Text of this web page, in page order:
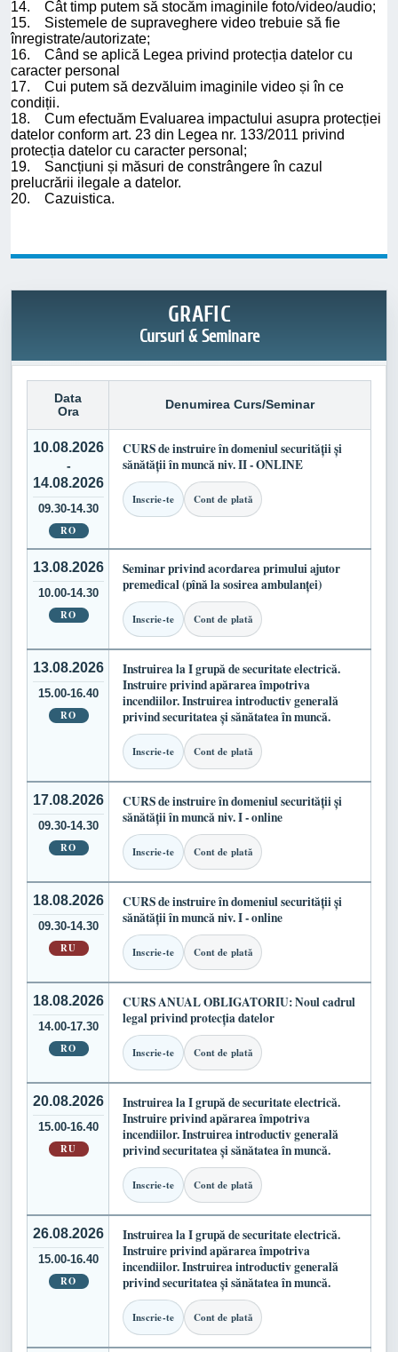
14. Cât timp putem să stocăm imaginile foto/video/audio;
15. Sistemele de supraveghere video trebuie să fie
înregistrate/autorizate;
16. Când se aplică Legea privind protecția datelor cu
caracter personal
17. Cui putem să dezvăluim imaginile video și în ce
condiții.
18. Cum efectuăm Evaluarea impactului asupra protecției
datelor conform art. 23 din Legea nr. 133/2011 privind
protecția datelor cu caracter personal;
19. Sancțiuni și măsuri de constrângere în cazul
prelucrării ilegale a datelor.
20. Cazuistica.
GRAFIC
Cursuri & Seminare
Data
Ora
Denumirea Curs/Seminar
10.08.2026
-
14.08.2026
09.30-14.30
RO
CURS de instruire în domeniul securității și
sănătății în muncă niv. II - ONLINE
Inscrie-te Cont de plată
13.08.2026
10.00-14.30
RO
Seminar privind acordarea primului ajutor
premedical (pînă la sosirea ambulanței)
Inscrie-te Cont de plată
13.08.2026
15.00-16.40
RO
Instruirea la I grupă de securitate electrică.
Instruire privind apărarea împotriva
incendiilor. Instruirea introductiv generală
privind securitatea și sănătatea în muncă.
Inscrie-te Cont de plată
17.08.2026
09.30-14.30
RO
CURS de instruire în domeniul securității și
sănătății în muncă niv. I - online
Inscrie-te Cont de plată
18.08.2026
09.30-14.30
RU
CURS de instruire în domeniul securității și
sănătății în muncă niv. I - online
Inscrie-te Cont de plată
18.08.2026
14.00-17.30
RO
CURS ANUAL OBLIGATORIU: Noul cadrul
legal privind protecția datelor
Inscrie-te Cont de plată
20.08.2026
15.00-16.40
RU
Instruirea la I grupă de securitate electrică.
Instruire privind apărarea împotriva
incendiilor. Instruirea introductiv generală
privind securitatea și sănătatea în muncă.
Inscrie-te Cont de plată
26.08.2026
15.00-16.40
RO
Instruirea la I grupă de securitate electrică.
Instruire privind apărarea împotriva
incendiilor. Instruirea introductiv generală
privind securitatea și sănătatea în muncă.
Inscrie-te Cont de plată